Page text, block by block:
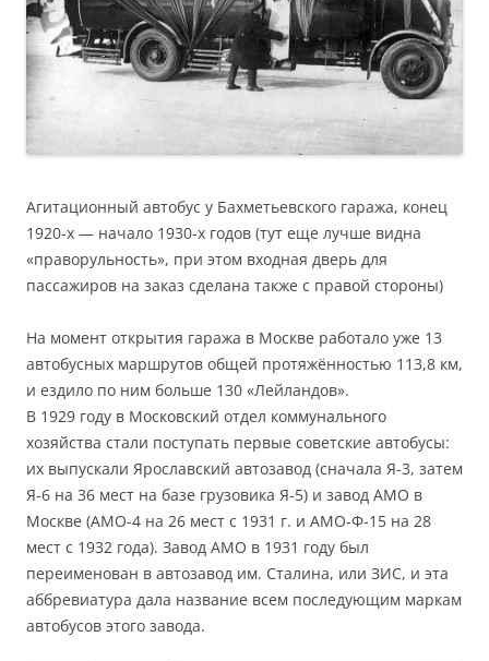
Агитационный автобус у Бахметьевского гаража, конец
1920-х — начало 1930-х годов (тут еще лучше видна
«праворульность», при этом входная дверь для
пассажиров на заказ сделана также с правой стороны)
На момент открытия гаража в Москве работало уже 13
автобусных маршрутов общей протяжённостью 113,8 км,
и ездило по ним больше 130 «Лейландов».
В 1929 году в Московский отдел коммунального
хозяйства стали поступать первые советские автобусы:
их выпускали Ярославский автозавод (сначала Я-3, затем
Я-6 на 36 мест на базе грузовика Я-5) и завод АМО в
Москве (АМО-4 на 26 мест с 1931 г. и АМО-Ф-15 на 28
мест с 1932 года). Завод АМО в 1931 году был
переименован в автозавод им. Сталина, или ЗИС, и эта
аббревиатура дала название всем последующим маркам
автобусов этого завода.